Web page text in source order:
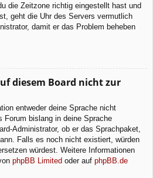
die Zeitzone richtig eingestellt hast und
geht die Uhr des Servers vermutlich
damit er das Problem beheben
diesem Board nicht zur
entweder deine Sprache nicht
Forum bislang in deine Sprache
Administrator, ob er das Sprachpaket,
Falls es noch nicht existiert, würden
würdest. Weitere Informationen
phpBB Limited oder auf phpBB.de